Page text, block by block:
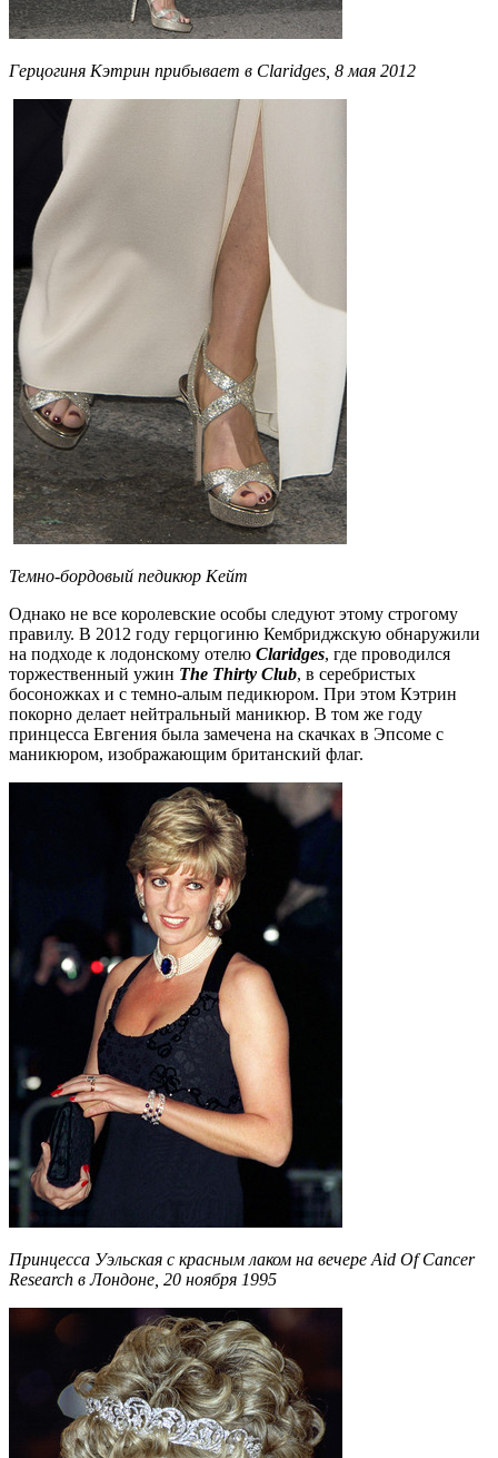
Герцогиня Кэтрин прибывает в Claridges, 8 мая 2012
Темно-бордовый педикюр Кейт
Однако не все королевские особы следуют этому строгому
правилу. В 2012 году герцогиню Кембриджскую обнаружили
на подходе к лодонскому отелю Claridges, где проводился
торжественный ужин The Thirty Club, в серебристых
босоножках и с темно-алым педикюром. При этом Кэтрин
покорно делает нейтральный маникюр. В том же году
принцесса Евгения была замечена на скачках в Эпсоме с
маникюром, изображающим британский флаг.
Принцесса Уэльская с красным лаком на вечере Aid Of Cancer
Research в Лондоне, 20 ноября 1995